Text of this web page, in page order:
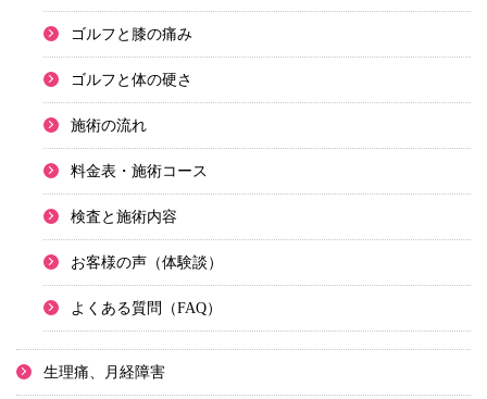
ゴルフと膝の痛み
ゴルフと体の硬さ
施術の流れ
料金表・施術コース
検査と施術内容
お客様の声（体験談）
よくある質問（FAQ）
生理痛、月経障害